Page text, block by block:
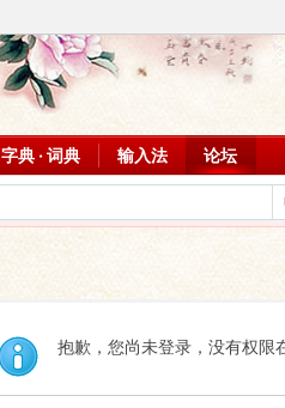
字典 · 词典 输入法 论坛
抱歉，您尚未登录，没有权限